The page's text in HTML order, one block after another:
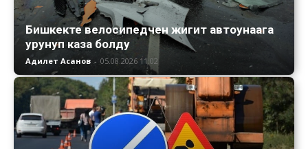
Бишкекте велосипедчен жигит автоунаага
урунуп каза болду
Адилет Асанов - 05.08.2026 11:02